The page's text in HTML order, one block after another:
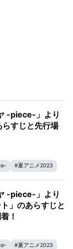
-piece-」より
すじと先行場
#夏アニメ2023
-piece-」より
」のあらすじと
！
#夏アニメ2023